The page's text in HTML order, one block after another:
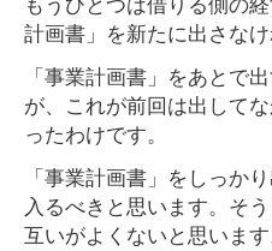
計画書」を新たに出さなけ
「事業計画書」をあとで
が、これが前回は出して
ったわけです。
「事業計画書」をしっか
入るべきと思います。そ
互いがよくないと思います